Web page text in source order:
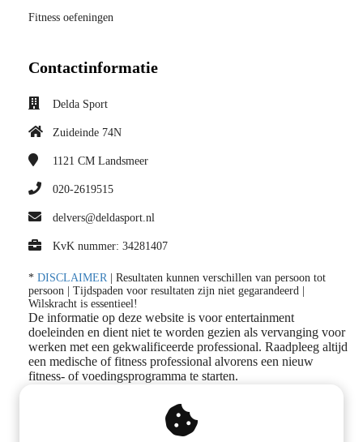
Fitness oefeningen
Contactinformatie
Delda Sport
Zuideinde 74N
1121 CM Landsmeer
020-2619515
delvers@deldasport.nl
KvK nummer: 34281407
* DISCLAIMER | Resultaten kunnen verschillen van persoon tot
persoon | Tijdspaden voor resultaten zijn niet gegarandeerd |
Wilskracht is essentieel!
De informatie op deze website is voor entertainment
doeleinden en dient niet te worden gezien als vervanging voor
werken met een gekwalificeerde professional. Raadpleeg altijd
een medische of fitness professional alvorens een nieuw
fitness- of voedingsprogramma te starten.
Volg ons op social media